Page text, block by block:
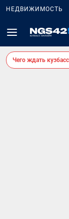
НЕДВИЖИМОСТЬ
Чего ждать